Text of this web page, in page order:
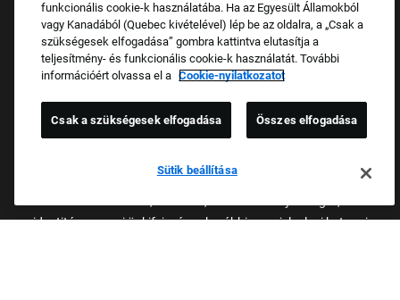
Kultúra és értékek
Márkáink
Vállalat
Visszatérő jelentkező
Egyenlő Foglalkoztatási Esélyeket Biztosító Voltát
Minden álláspályázatot rasszra, bőrszínre, nemre, vallásra,
identitásra, nemi önkifejezésre, korábbi vagy jelenlegi katonai
funkcionális cookie-k használatába. Ha az Egyesült Államokból
vagy Kanadából (Quebec kivételével) lép be az oldalra, a „Csak a
szükségesek elfogadása” gombra kattintva elutasítja a
teljesítmény- és funkcionális cookie-k használatát. További
információért olvassa el a Cookie-nyilatkozatot
Sütik beállítása
Csak a szükségesek elfogadása Összes elfogadása